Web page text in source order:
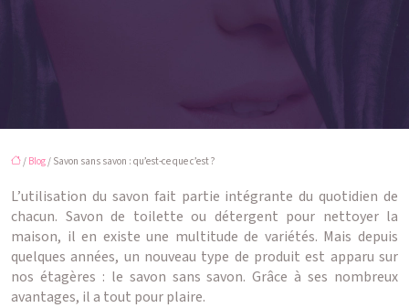
/ Blog/ Savon sans savon : qu’est-ce que c’est ?
L’utilisation du savon fait partie intégrante du quotidien de
chacun. Savon de toilette ou détergent pour nettoyer la
maison, il en existe une multitude de variétés. Mais depuis
quelques années, un nouveau type de produit est apparu sur
nos étagères : le savon sans savon. Grâce à ses nombreux
avantages, il a tout pour plaire.